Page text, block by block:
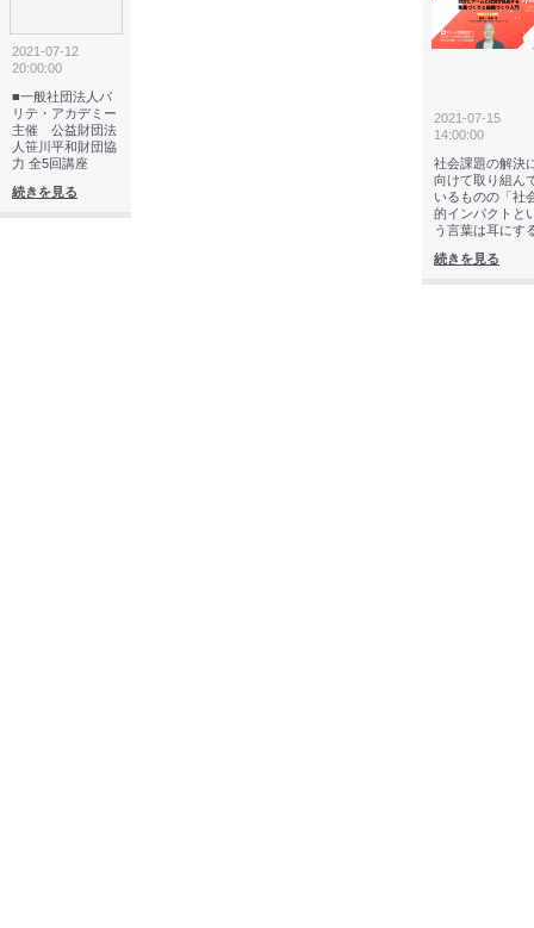
2021-07-12
20:00:00
■一般社団法人パ
リテ・アカデミー
主催 公益財団法
人笹川平和財団協
力 全5回講座
続きを見る
2021-07-15
14:00:00
社会課題の解決
向けて取り組ん
いるものの「社
的インパクトと
う言葉は耳にす
続きを見る